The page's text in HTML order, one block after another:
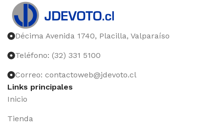
Décima Avenida 1740, Placilla, Valparaíso
Teléfono: (32) 331 5100
Correo: contactoweb@jdevoto.cl
Links principales
Inicio
Tienda